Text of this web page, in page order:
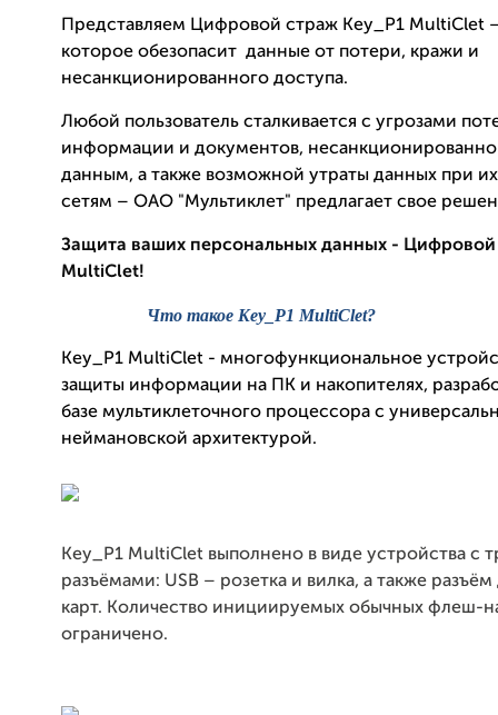
Представляем Цифровой страж Key_P1 MultiClet
которое обезопасит данные от потери, кражи и
несанкционированного доступа.
Любой пользователь сталкивается с угрозами
информации и документов,
данным, а также возможной утраты данных при
сетям – ОАО "Мультиклет" предлагает свое
Защита ваших персональных данных - Цифровой
MultiClet!
Что такоеKey_P1 MultiClet?
Key_P1 MultiClet - многофункциональное
защиты информации на ПК и накопителях,
базе мультиклеточного процессора с
неймановской архитектурой.
Key_P1 MultiClet выполнено в виде устройства с
разъёмами: USB – розетка и вилка, а также разъём
карт. Количество инициируемых обычных флеш-
ограничено.